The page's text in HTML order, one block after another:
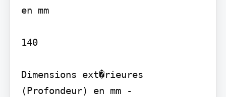
en mm
140
Dimensions ext�rieures
(Profondeur) en mm -